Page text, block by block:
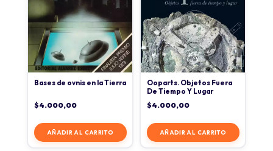
Bases de ovnis en la Tierra
$4.000,00
AÑADIR AL CARRITO
Ooparts. Objetos Fuera
De Tiempo Y Lugar
$4.000,00
AÑADIR AL CARRITO